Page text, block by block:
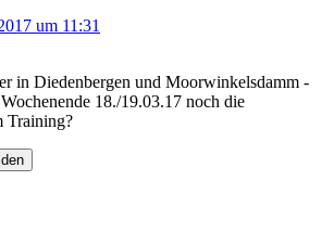
um 11:31
in Diedenbergen und Moorwinkelsdamm -
18./19.03.17 noch die
Training?